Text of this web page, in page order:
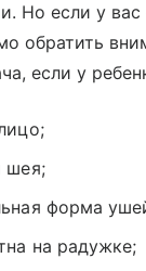
Но если у вас
обратить
если у
шея;
форма
на радужке;